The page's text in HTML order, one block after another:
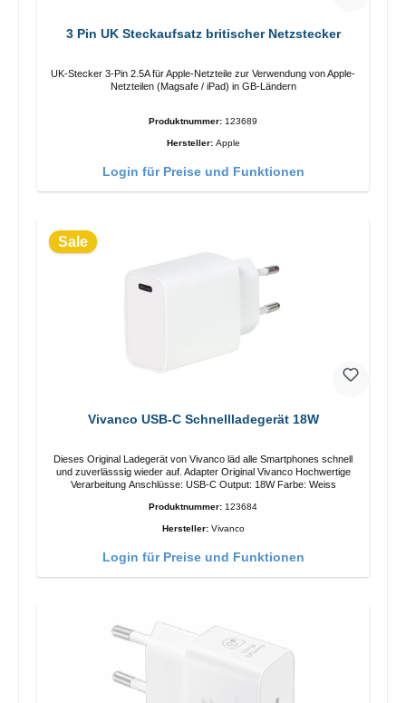
3 Pin UK Steckaufsatz britischer Netzstecker
UK-Stecker 3-Pin 2.5A für Apple-Netzteile zur Verwendung von Apple-
Netzteilen (Magsafe / iPad) in GB-Ländern
Produktnummer: 123689
Hersteller: Apple
Login für Preise und Funktionen
Sale
Vivanco USB-C Schnellladegerät 18W
Dieses Original Ladegerät von Vivanco läd alle Smartphones schnell
und zuverlässsig wieder auf. Adapter Original Vivanco Hochwertige
Verarbeitung Anschlüsse: USB-C Output: 18W Farbe: Weiss
Produktnummer: 123684
Hersteller: Vivanco
Login für Preise und Funktionen